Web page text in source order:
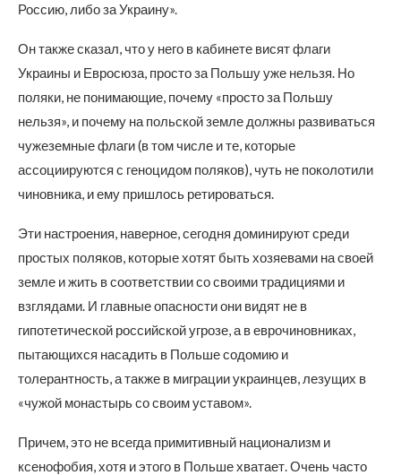
Россию, либо за Украину».
Он также сказал, что у него в кабинете висят флаги
Украины и Евросюза, просто за Польшу уже нельзя. Но
поляки, не понимающие, почему «просто за Польшу
нельзя», и почему на польской земле должны развиваться
чужеземные флаги (в том числе и те, которые
ассоциируются с геноцидом поляков), чуть не поколотили
чиновника, и ему пришлось ретироваться.
Эти настроения, наверное, сегодня доминируют среди
простых поляков, которые хотят быть хозяевами на своей
земле и жить в соответствии со своими традициями и
взглядами. И главные опасности они видят не в
гипотетической российской угрозе, а в еврочиновниках,
пытающихся насадить в Польше содомию и
толерантность, а также в миграции украинцев, лезущих в
«чужой монастырь со своим уставом».
Причем, это не всегда примитивный национализм и
ксенофобия, хотя и этого в Польше хватает. Очень часто